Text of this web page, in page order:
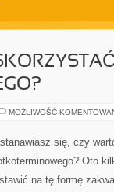
MOŻLIWOŚĆ
się, czy
Oto
na tę formę